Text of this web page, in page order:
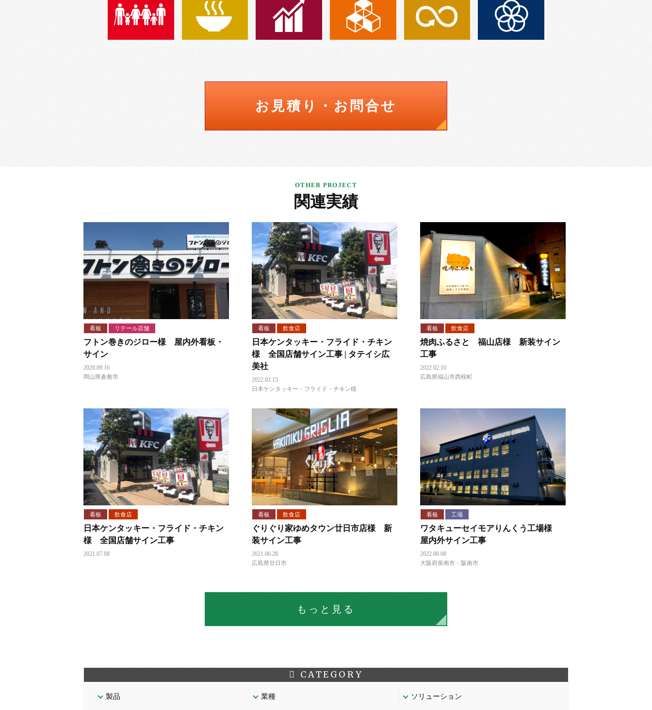
お見積り・お問合せ
関連実績
看板 リテール店舗
フトン巻きのジロー様 屋内外看板・
サイン
2020.09.16
岡山県倉敷市
看板 飲食店
日本ケンタッキー・フライド・チキン
様 全国店舗サイン工事 | タテイシ広
美社
2022.02.15
日本ケンタッキー・フライド・チキン様
看板 飲食店
焼肉ふるさと 福山店様 新装サイン
工事
2022.02.10
広島県福山市西桜町
看板 飲食店
日本ケンタッキー・フライド・チキン
様 全国店舗サイン工事
2021.07.08
看板 飲食店
ぐりぐり家ゆめタウン廿日市店様 新
装サイン工事
2021.06.28
広島県廿日市
看板 工場
ワタキューセイモアりんくう工場様
屋内外サイン工事
2022.06.08
大阪府泉南市・阪南市
もっと見る
CATEGORY
製品 業種 ソリューション